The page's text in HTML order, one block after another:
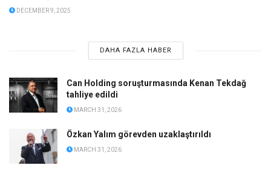
DECEMBER 9, 2025
DAHA FAZLA HABER
Can Holding soruşturmasında Kenan Tekdağ
tahliye edildi
MARCH 31, 2026
Özkan Yalım görevden uzaklaştırıldı
MARCH 31, 2026